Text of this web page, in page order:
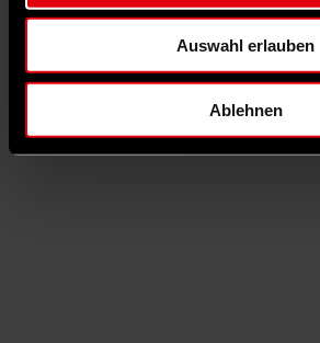
Auswahl erlauben
Ablehnen